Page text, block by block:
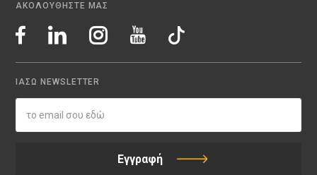
ΑΚΟΛΟΥΘΗΣΤΕ ΜΑΣ
ΙΑΣΩ NEWSLETTER
Εγγραφή